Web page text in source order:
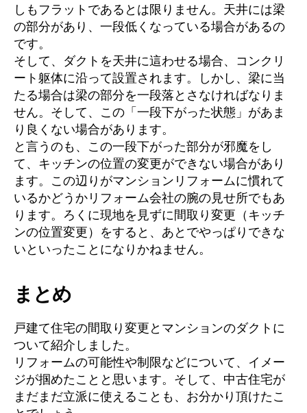
しもフラットであるとは限りません。天井には梁
の部分があり、一段低くなっている場合があるの
です。
そして、ダクトを天井に這わせる場合、コンクリ
ート躯体に沿って設置されます。しかし、梁に当
たる場合は梁の部分を一段落とさなければなりま
せん。そして、この「一段下がった状態」があま
り良くない場合があります。
と言うのも、この一段下がった部分が邪魔をし
て、キッチンの位置の変更ができない場合があり
ます。この辺りがマンションリフォームに慣れて
いるかどうかリフォーム会社の腕の見せ所でもあ
ります。ろくに現地を見ずに間取り変更（キッチ
ンの位置変更）をすると、あとでやっぱりできな
いといったことになりかねません。
まとめ
戸建て住宅の間取り変更とマンションのダクトに
ついて紹介しました。
リフォームの可能性や制限などについて、イメー
ジが掴めたことと思います。そして、中古住宅が
まだまだ立派に使えることも、お分かり頂けたこ